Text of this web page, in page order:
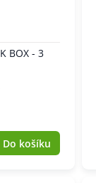
BOX - 3
Do košíku